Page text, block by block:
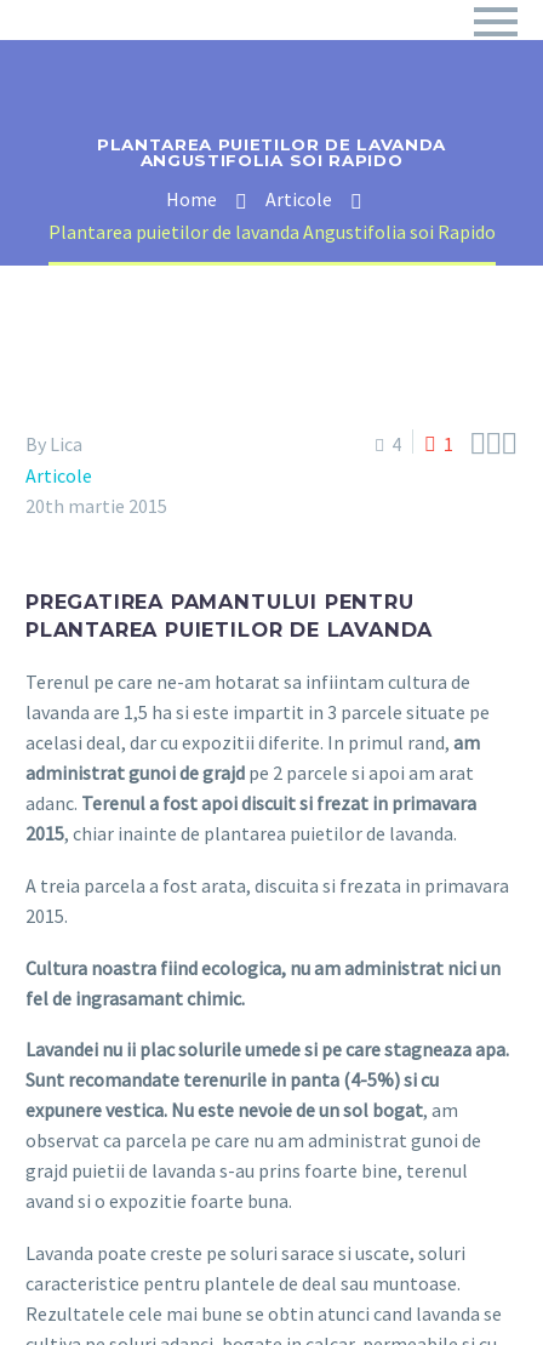
PLANTAREA PUIETILOR DE LAVANDA
ANGUSTIFOLIA SOI RAPIDO
Home
Articole
Plantarea puietilor de lavanda Angustifolia soi Rapido
4 1 
By Lica
Articole
20th martie 2015
PREGATIREA PAMANTULUI PENTRU
PLANTAREA PUIETILOR DE LAVANDA
Terenul pe care ne-am hotarat sa infiintam cultura de
lavanda are 1,5 ha si este impartit in 3 parcele situate pe
acelasi deal, dar cu expozitii diferite. In primul rand, am
administrat gunoi de grajd pe 2 parcele si apoi am arat
adanc. Terenul a fost apoi discuit si frezat in primavara
2015, chiar inainte de plantarea puietilor de lavanda.
A treia parcela a fost arata, discuita si frezata in primavara
2015.
Cultura noastra fiind ecologica, nu am administrat nici un
fel de ingrasamant chimic.
Lavandei nu ii plac solurile umede si pe care stagneaza apa.
Sunt recomandate terenurile in panta (4-5%) si cu
expunere vestica. Nu este nevoie de un sol bogat, am
observat ca parcela pe care nu am administrat gunoi de
grajd puietii de lavanda s-au prins foarte bine, terenul
avand si o expozitie foarte buna.
Lavanda poate creste pe soluri sarace si uscate, soluri
caracteristice pentru plantele de deal sau muntoase.
Rezultatele cele mai bune se obtin atunci cand lavanda se